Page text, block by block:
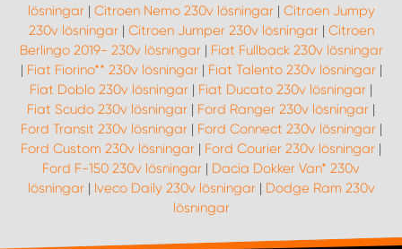
lösningar| Citroen Nemo 230v lösningar| Citroen Jumpy
230v lösningar| Citroen Jumper 230v lösningar| Citroen
Berlingo 2019- 230v lösningar| Fiat Fullback 230v lösningar
| Fiat Fiorino** 230v lösningar| Fiat Talento 230v lösningar|
Fiat Doblo 230v lösningar | Fiat Ducato 230v lösningar |
Fiat Scudo 230v lösningar | Ford Ranger 230v lösningar |
Ford Transit 230v lösningar| Ford Connect 230v lösningar|
Ford Custom 230v lösningar | Ford Courier 230v lösningar |
Ford F-150 230v lösningar | Dacia Dokker Van* 230v
lösningar| Iveco Daily 230v lösningar| Dodge Ram 230v
lösningar